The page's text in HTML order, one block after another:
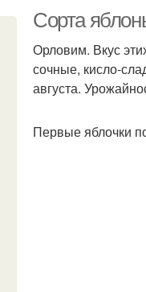
Сорта
Орловим. Вкус
сочные, кисло-
августа.
Первые яблочки